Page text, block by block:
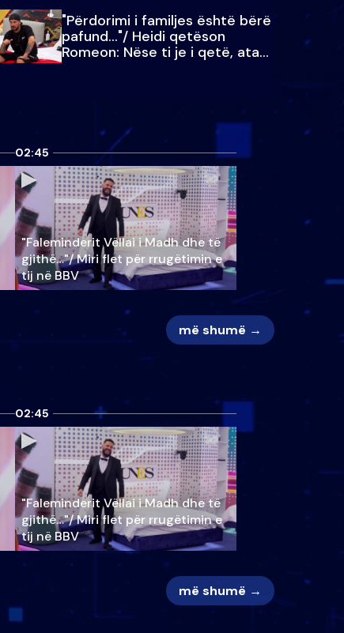
"Përdorimi i familjes është bërë
pafund…"/ Heidi qetëson
Romeon: Nëse ti je i qetë, ata
qetësohen
02:45
"Faleminderit Vëllai i Madh dhe të
gjithë…"/ Miri flet për rrugëtimin e
tij në BBV
më shumë →
02:45
"Faleminderit Vëllai i Madh dhe të
gjithë…"/ Miri flet për rrugëtimin e
tij në BBV
më shumë →